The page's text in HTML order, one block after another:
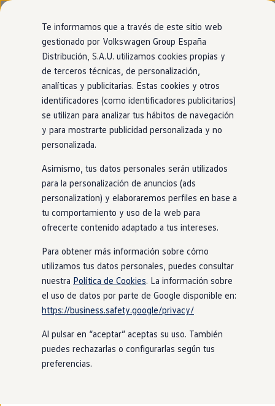
Ir
directamente
al contenido
Ir
directamente
al pie de
página
Nuevo ID. Cross
Vehículos Comerciales
Compra y ofertas
Volkswagen nuevo en stock
Volkswagen de ocasión
Financiación
My Renting
My Way
Seguros
Empresas
Autoescuelas
Eléctricos e híbridos
Más sobre híbridos
Plan Auto +
Etiquetas DGT
Simulador de autonomía, carga y ahorro
Carga y autonomía
Soluciones de carga
Tarifas de carga
Carga en casa
Modos de carga
Autonomía
Clientes y posventa
Club Volkswagen
Ofertas posventa
Beneficios Volkswagen
Asistencia en carretera
Servicios de movilidad
Garantía del fabricante
Te informamos que a través de este sitio web
gestionado por Volkswagen Group España
Distribución, S.A.U. utilizamos cookies propias y
de terceros técnicas, de personalización,
analíticas y publicitarias. Estas cookies y otros
identificadores (como identificadores publicitarios)
se utilizan para analizar tus hábitos de navegación
y para mostrarte publicidad personalizada y no
personalizada.
Asimismo, tus datos personales serán utilizados
para la personalización de anuncios (ads
personalization) y elaboraremos perfiles en base a
tu comportamiento y uso de la web para
ofrecerte contenido adaptado a tus intereses.
Para obtener más información sobre cómo
utilizamos tus datos personales, puedes consultar
nuestra Política de Cookies. La información sobre
el uso de datos por parte de Google disponible en:
https://business.safety.google/privacy/
Al pulsar en “aceptar” aceptas su uso. También
puedes rechazarlas o configurarlas según tus
preferencias.